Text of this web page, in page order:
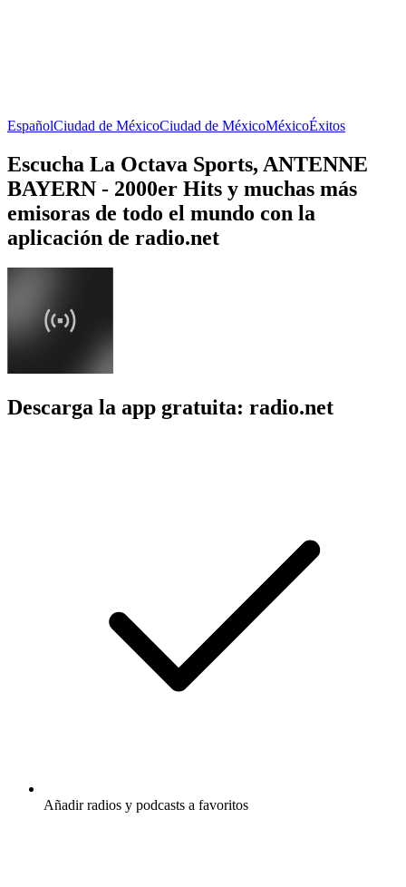
EspañolCiudad de MéxicoCiudad de MéxicoMéxicoÉxitos
Escucha La Octava Sports, ANTENNE
BAYERN - 2000er Hits y muchas más
emisoras de todo el mundo con la
aplicación de radio.net
Descarga la app gratuita: radio.net
Añadir radios y podcasts a favoritos